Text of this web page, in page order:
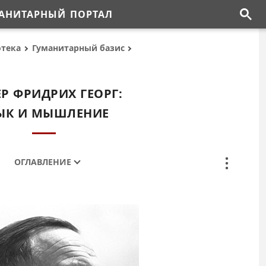
ПОРТАЛ
Гуманитарный базис
ФРИДРИХ ГЕОРГ:
И МЫШЛЕНИЕ
ОГЛАВЛЕНИЕ